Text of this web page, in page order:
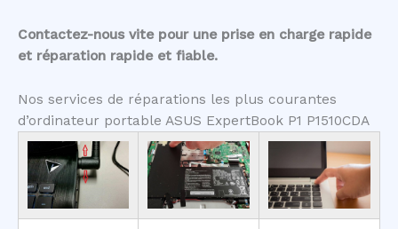
Contactez-nous vite pour une prise en charge rapide
et réparation rapide et fiable.
Nos services de réparations les plus courantes
d’ordinateur portable ASUS ExpertBook P1 P1510CDA